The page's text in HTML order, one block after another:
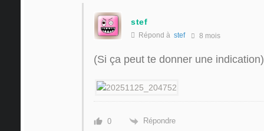
stef
Répond à stef 8 mois
(Si ça peut te donner une indication)
0 Répondre